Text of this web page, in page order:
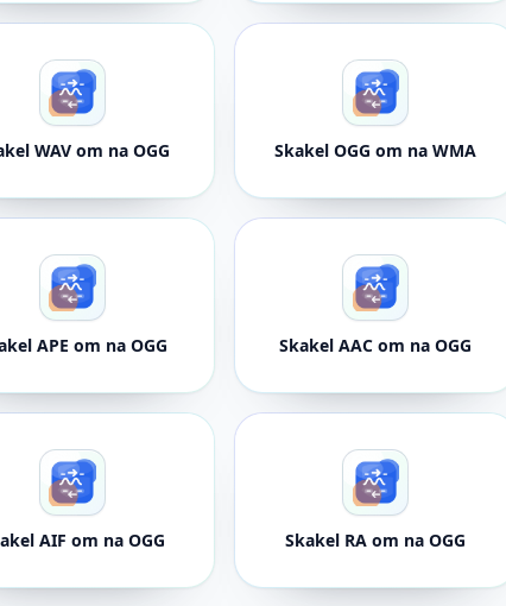
WAV om na OGG Skakel OGG om na WMA
APE om na OGG Skakel AAC om na OGG
AIF om na OGG Skakel RA om na OGG